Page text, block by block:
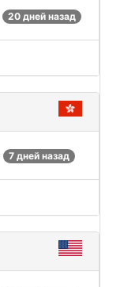
20 дней назад
7 дней назад